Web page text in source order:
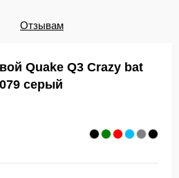
Отзывам
Quake Q3 Crazy bat
серый